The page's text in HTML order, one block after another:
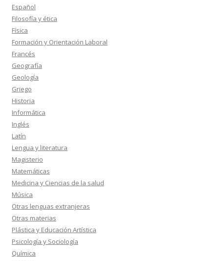
Español
Filosofía y ética
Física
Formación y Orientación Laboral
Francés
Geografía
Geología
Griego
Historia
Informática
Inglés
Latín
Lengua y literatura
Magisterio
Matemáticas
Medicina y Ciencias de la salud
Música
Otras lenguas extranjeras
Otras materias
Plástica y Educación Artística
Psicología y Sociología
Química